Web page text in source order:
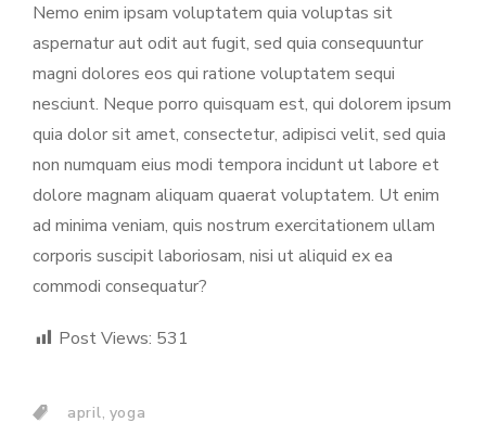
Nemo enim ipsam voluptatem quia voluptas sit
aspernatur aut odit aut fugit, sed quia consequuntur
magni dolores eos qui ratione voluptatem sequi
nesciunt. Neque porro quisquam est, qui dolorem ipsum
quia dolor sit amet, consectetur, adipisci velit, sed quia
non numquam eius modi tempora incidunt ut labore et
dolore magnam aliquam quaerat voluptatem. Ut enim
ad minima veniam, quis nostrum exercitationem ullam
corporis suscipit laboriosam, nisi ut aliquid ex ea
commodi consequatur?
Post Views: 531
april, yoga